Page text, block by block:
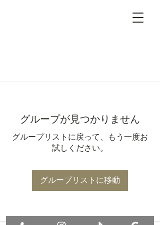
グループが見つかりません
グループリストに戻って、もう一度お
試しください。
グループリストに移動